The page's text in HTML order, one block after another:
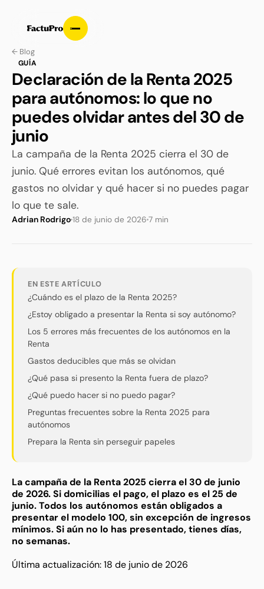
← Blog
GUÍA
Declaración de la Renta 2025
para autónomos: lo que no
puedes olvidar antes del 30 de
junio
La campaña de la Renta 2025 cierra el 30 de
junio. Qué errores evitan los autónomos, qué
gastos no olvidar y qué hacer si no puedes pagar
lo que te sale.
Adrian Rodrigo18 de junio de 2026 7 min
EN ESTE ARTÍCULO
¿Cuándo es el plazo de la Renta 2025?
¿Estoy obligado a presentar la Renta si soy autónomo?
Los 5 errores más frecuentes de los autónomos en la
Renta
Gastos deducibles que más se olvidan
¿Qué pasa si presento la Renta fuera de plazo?
¿Qué puedo hacer si no puedo pagar?
Preguntas frecuentes sobre la Renta 2025 para
autónomos
Prepara la Renta sin perseguir papeles
La campaña de la Renta 2025 cierra el 30 de junio
de 2026. Si domicilias el pago, el plazo es el 25 de
junio. Todos los autónomos están obligados a
presentar el modelo 100, sin excepción de ingresos
mínimos. Si aún no lo has presentado, tienes días,
no semanas.
Última actualización: 18 de junio de 2026